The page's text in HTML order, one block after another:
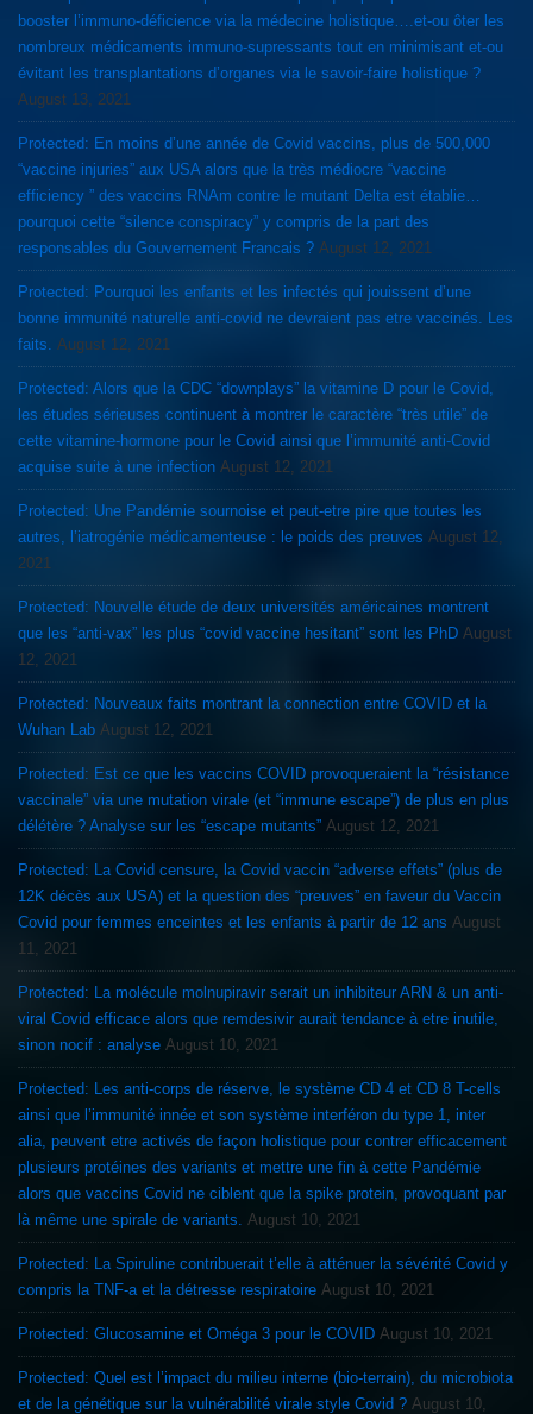
booster l’immuno-déficience via la médecine holistique….et-ou ôter les
nombreux médicaments immuno-supressants tout en minimisant et-ou
évitant les transplantations d’organes via le savoir-faire holistique ?
August 13, 2021
Protected: En moins d’une année de Covid vaccins, plus de 500,000
“vaccine injuries” aux USA alors que la très médiocre “vaccine
efficiency ” des vaccins RNAm contre le mutant Delta est établie…
pourquoi cette “silence conspiracy” y compris de la part des
responsables du Gouvernement Francais ? August 12, 2021
Protected: Pourquoi les enfants et les infectés qui jouissent d’une
bonne immunité naturelle anti-covid ne devraient pas etre vaccinés. Les
faits.
August 12, 2021
Protected: Alors que la CDC “downplays” la vitamine D pour le Covid,
les études sérieuses continuent à montrer le caractère “très utile” de
cette vitamine-hormone pour le Covid ainsi que l’immunité anti-Covid
acquise suite à une infection August 12, 2021
Protected: Une Pandémie sournoise et peut-etre pire que toutes les
autres, l’iatrogénie médicamenteuse : le poids des preuves August 12,
2021
Protected: Nouvelle étude de deux universités américaines montrent
que les “anti-vax” les plus “covid vaccine hesitant” sont les PhD August
12, 2021
Protected: Nouveaux faits montrant la connection entre COVID et la
Wuhan Lab August 12, 2021
Protected: Est ce que les vaccins COVID provoqueraient la “résistance
vaccinale” via une mutation virale (et “immune escape”) de plus en plus
délétère ? Analyse sur les “escape mutants” August 12, 2021
Protected: La Covid censure, la Covid vaccin “adverse effets” (plus de
12K décès aux USA) et la question des “preuves” en faveur du Vaccin
Covid pour femmes enceintes et les enfants à partir de 12 ans August
11, 2021
Protected: La molécule molnupiravir serait un inhibiteur ARN & un anti-
viral Covid efficace alors que remdesivir aurait tendance à etre inutile,
sinon nocif : analyse August 10, 2021
Protected: Les anti-corps de réserve, le système CD 4 et CD 8 T-cells
ainsi que l’immunité innée et son système interféron du type 1, inter
alia, peuvent etre activés de façon holistique pour contrer efficacement
plusieurs protéines des variants et mettre une fin à cette Pandémie
alors que vaccins Covid ne ciblent que la spike protein, provoquant par
là même une spirale de variants.
August 10, 2021
Protected: La Spiruline contribuerait t’elle à atténuer la sévérité Covid y
compris la TNF-a et la détresse respiratoire August 10, 2021
Protected: Glucosamine et Oméga 3 pour le COVID August 10, 2021
Protected: Quel est l’impact du milieu interne (bio-terrain), du microbiota
et de la génétique sur la vulnérabilité virale style Covid ? August 10,